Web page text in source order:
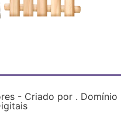
- Criado por . Domínio